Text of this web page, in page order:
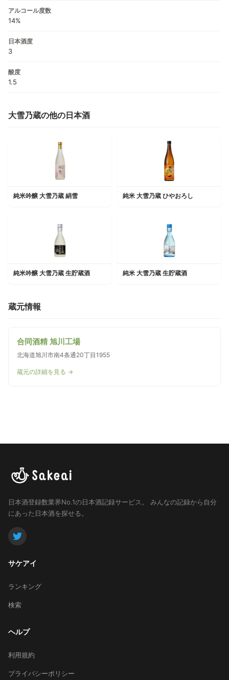
アルコール度数
14%
日本酒度
3
酸度
1.5
大雪乃蔵の他の日本酒
純米吟醸 大雪乃蔵 絹雪 純米 大雪乃蔵 ひやおろし
純米吟醸 大雪乃蔵 生貯蔵酒 純米 大雪乃蔵 生貯蔵酒
蔵元情報
合同酒精 旭川工場
北海道旭川市南4条通20丁目1955
蔵元の詳細を見る →
日本酒登録数業界No.1の日本酒記録サービス。
みんなの記録から自分
にあった日本酒を探せる。
サケアイ
ランキング
検索
ヘルプ
利用規約
プライバシーポリシー